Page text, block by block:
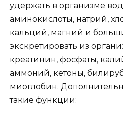
удержать в организме
аминокислоты, натрий,
кальций, магний и
экскретировать из
креатинин, фосфаты,
аммоний, кетоны,
миоглобин.
такие функции: